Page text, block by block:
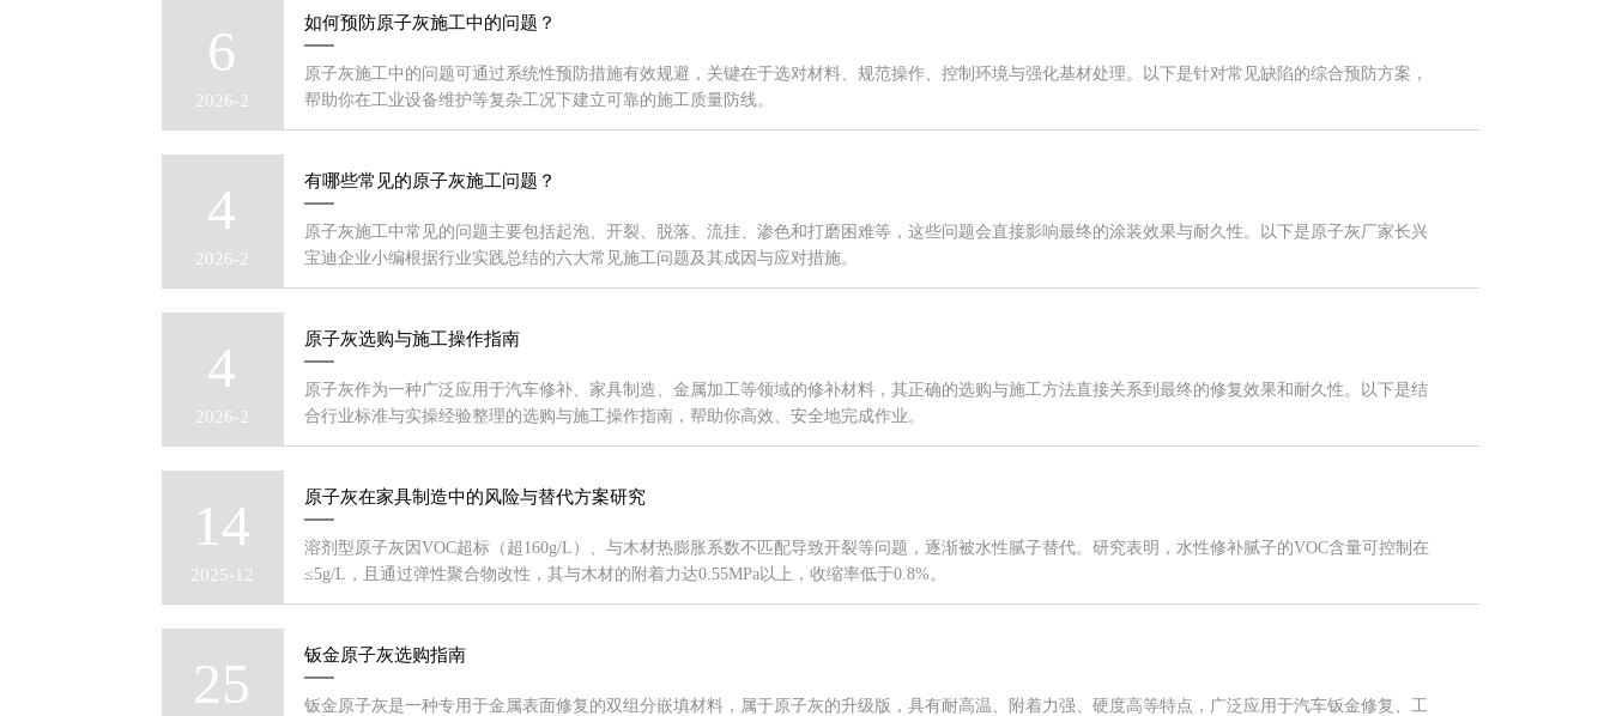
6
2026-2
如何预防原子灰施工中的问题？
原子灰施工中的问题可通过系统性预防措施有效规避，关键在于‌选对材料、规范操作、控制环境与强化基材处理‌。以下是针对常见缺陷的综合预防方案，
帮助你在工业设备维护等复杂工况下建立可靠的施工质量防线。
4
2026-2
有哪些常见的原子灰施工问题？
原子灰施工中常见的问题主要包括起泡、开裂、脱落、流挂、渗色和打磨困难等，这些问题会直接影响最终的涂装效果与耐久性。以下是原子灰厂家长兴
宝迪企业小编根据行业实践总结的六大常见施工问题及其成因与应对措施。
4
2026-2
原子灰选购与施工操作指南
原子灰作为一种广泛应用于汽车修补、家具制造、金属加工等领域的修补材料，其正确的选购与施工方法直接关系到最终的修复效果和耐久性。以下是结
合行业标准与实操经验整理的选购与施工操作指南，帮助你高效、安全地完成作业。
14
2025-12
原子灰在家具制造中的风险与替代方案研究
溶剂型原子灰因VOC超标（超160g/L）、与木材热膨胀系数不匹配导致开裂等问题，逐渐被水性腻子替代。研究表明，水性修补腻子的VOC含量可控制在
≤5g/L，且通过弹性聚合物改性，其与木材的附着力达0.55MPa以上，收缩率低于0.8%。
25 钣金原子灰选购指南
钣金原子灰是一种专用于金属表面修复的双组分嵌填材料，属于原子灰的升级版，具有耐高温、附着力强、硬度高等特点，广泛应用于汽车钣金修复、工